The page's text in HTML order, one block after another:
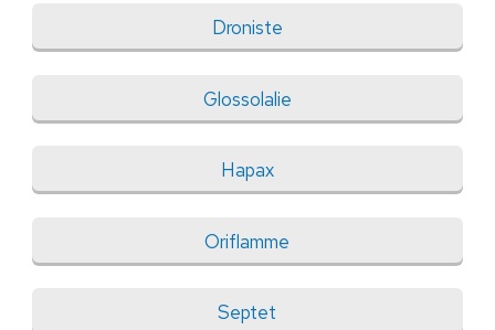
Droniste
Glossolalie
Hapax
Oriflamme
Septet